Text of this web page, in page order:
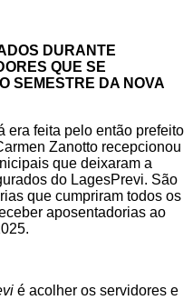
DURANTE
QUE SE
SEMESTRE DA NOVA
era feita pelo então prefeito
Zanotto recepcionou
que deixaram a
do LagesPrevi. São
que cumpriram todos os
aposentadorias ao
é acolher os servidores e